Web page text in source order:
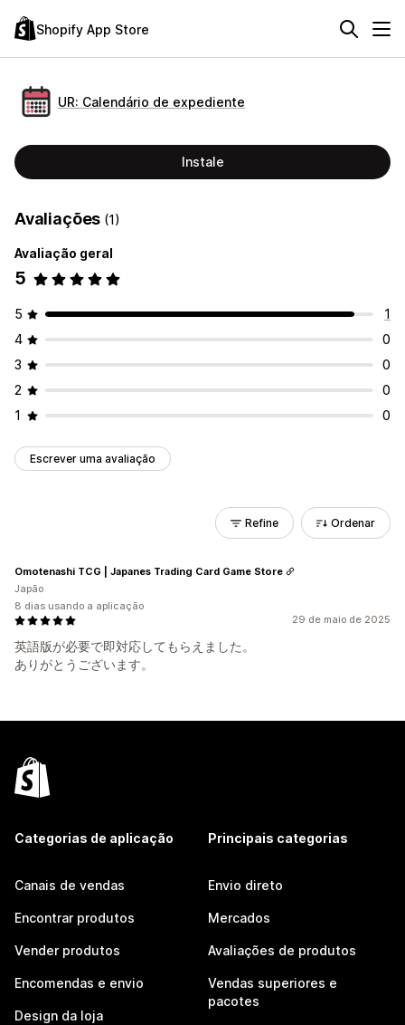
Shopify App Store
UR: Calendário de expediente
Instale
Avaliações (1)
Avaliação geral
5
5
1
4
0
3
0
2
0
1
0
Escrever uma avaliação
Refine Ordenar
29 de maio de 2025
英語版が必要で即対応してもらえました。
ありがとうございます。
Omotenashi TCG | Japanes Trading Card Game Store
Japão
8 dias usando a aplicação
Categorias de aplicação
Canais de vendas
Encontrar produtos
Vender produtos
Encomendas e envio
Design da loja
Principais categorias
Envio direto
Mercados
Avaliações de produtos
Vendas superiores e
pacotes